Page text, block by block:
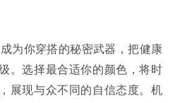
为你穿搭的秘密武器，把健康
。选择最合适你的颜色，将时
展现与众不同的自信态度。机